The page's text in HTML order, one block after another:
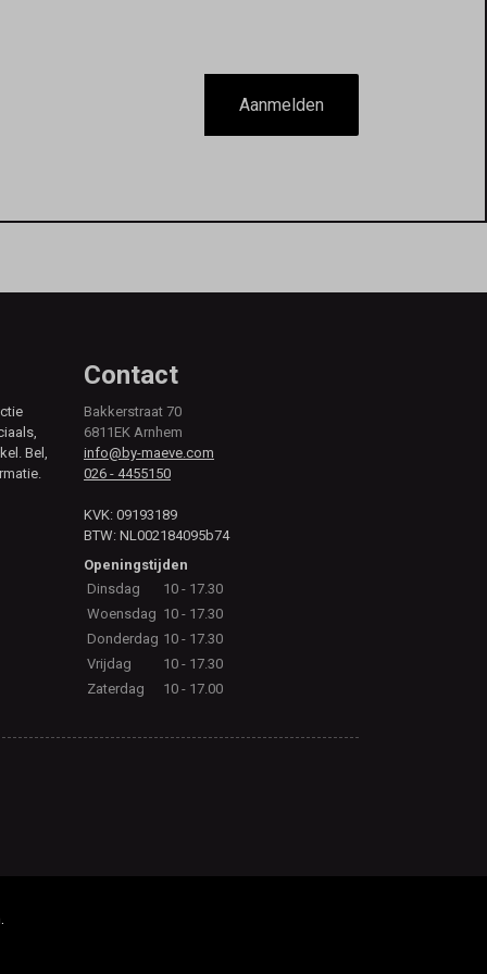
Aanmelden
Bel,
Contact
Bakkerstraat 70
6811EK Arnhem
info@by-maeve.com
026 - 4455150
KVK: 09193189
BTW: NL002184095b74
Openingstijden
Dinsdag
10 - 17.30
Woensdag 10 - 17.30
Donderdag 10 - 17.30
Vrijdag
10 - 17.30
Zaterdag
10 - 17.00